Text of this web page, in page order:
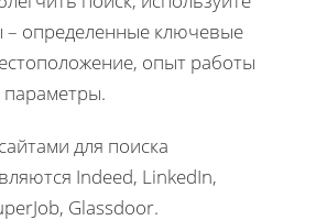
– определенные ключевые
опыт работы
параметры.
для поиска
Indeed, LinkedIn,
Glassdoor.